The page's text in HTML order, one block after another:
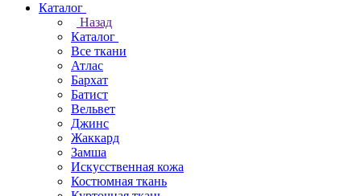
Каталог
Назад
Каталог
Все ткани
Атлас
Бархат
Батист
Вельвет
Джинс
Жаккард
Замша
Искусственная кожа
Костюмная ткань